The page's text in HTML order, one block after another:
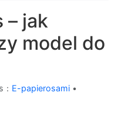
– jak
model do
E-papierosami •